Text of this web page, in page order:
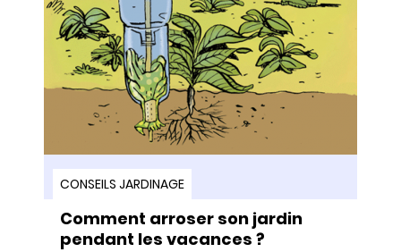
CONSEILS JARDINAGE
Comment arroser son jardin
pendant les vacances ?